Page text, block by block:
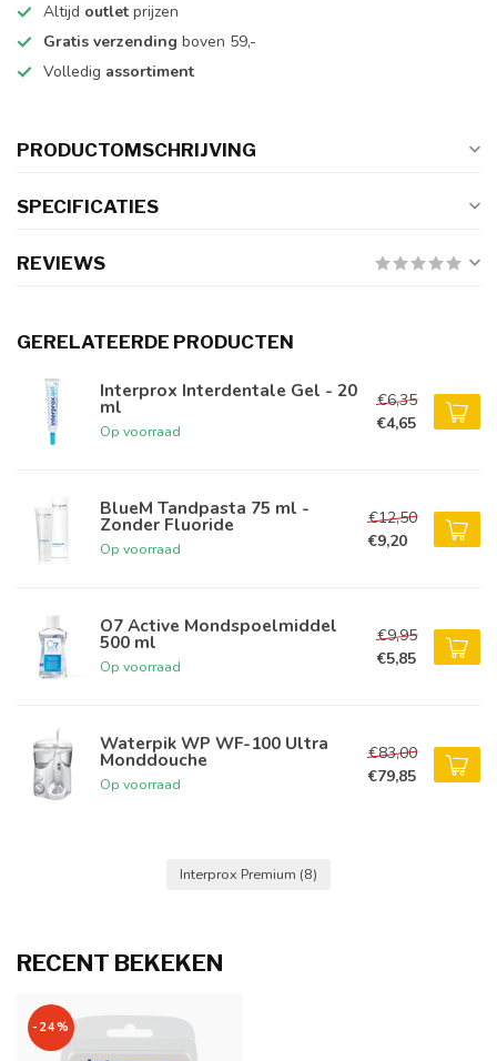
Altijd outlet prijzen
Gratis verzending boven 59,-
Volledig assortiment
PRODUCTOMSCHRIJVING
SPECIFICATIES
REVIEWS
GERELATEERDE PRODUCTEN
Interprox Interdentale Gel - 20
ml
Op voorraad
€6,35
€4,65
BlueM Tandpasta 75 ml -
Zonder Fluoride
Op voorraad
€12,50
€9,20
O7 Active Mondspoelmiddel
500 ml
Op voorraad
€9,95
€5,85
Waterpik WP WF-100 Ultra
Monddouche
Op voorraad
€83,00
€79,85
Interprox Premium (8)
RECENT BEKEKEN
-24%